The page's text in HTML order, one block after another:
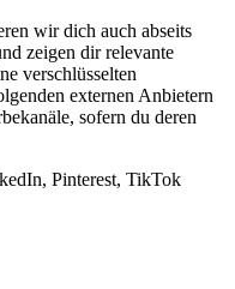
wir dich auch abseits
zeigen dir relevante
verschlüsselten
externen Anbietern
sofern du deren
Pinterest, TikTok